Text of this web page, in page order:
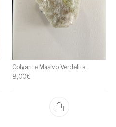
Colgante Masivo Verdelita
8,00€